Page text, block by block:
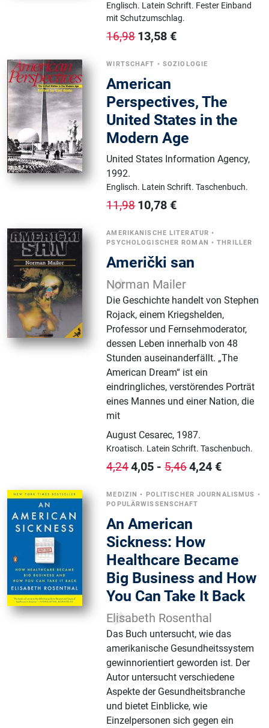
Englisch. Latein Schrift. Fester Einband
mit Schutzumschlag.
16,98 13,58 €
WIRTSCHAFT • SOZIOLOGIE
American
Perspectives, The
United States in the
Modern Age
United States Information Agency,
1992.
Englisch. Latein Schrift.Taschenbuch.
11,98 10,78 €
AMERIKANISCHE LITERATUR •
PSYCHOLOGISCHER ROMAN •THRILLER
Američki san
Norman Mailer
Die Geschichte handelt von Stephen
Rojack, einem Kriegshelden,
Professor und Fernsehmoderator,
dessen Leben innerhalb von 48
Stunden auseinanderfällt. „The
American Dream“ ist ein
eindringliches, verstörendes Porträt
eines Mannes und einer Nation, die
mit
August Cesarec, 1987.
Kroatisch. Latein Schrift.Taschenbuch.
4,244,05 -5,464,24 €
MEDIZIN • POLITISCHER JOURNALISMUS •
POPULÄRWISSENSCHAFT
An American
Sickness: How
Healthcare Became
Big Business and How
You Can Take It Back
Elisabeth Rosenthal
Das Buch untersucht, wie das
amerikanische Gesundheitssystem
gewinnorientiert geworden ist. Der
Autor untersucht verschiedene
Aspekte der Gesundheitsbranche
und bietet Einblicke, wie
Einzelpersonen sich gegen ein